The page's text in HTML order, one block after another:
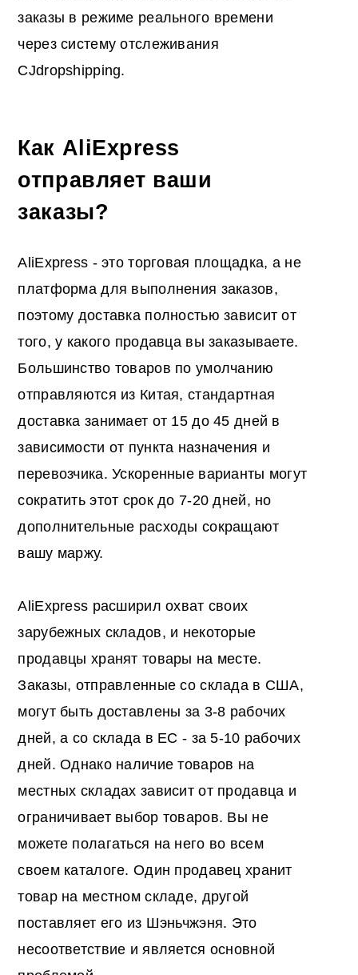
заказы в режиме реального времени
через систему отслеживания
CJdropshipping.
Как AliExpress
отправляет ваши
заказы?
AliExpress - это торговая площадка, а не
платформа для выполнения заказов,
поэтому доставка полностью зависит от
того, у какого продавца вы заказываете.
Большинство товаров по умолчанию
отправляются из Китая, стандартная
доставка занимает от 15 до 45 дней в
зависимости от пункта назначения и
перевозчика. Ускоренные варианты могут
сократить этот срок до 7-20 дней, но
дополнительные расходы сокращают
вашу маржу.
AliExpress расширил охват своих
зарубежных складов, и некоторые
продавцы хранят товары на месте.
Заказы, отправленные со склада в США,
могут быть доставлены за 3-8 рабочих
дней, а со склада в ЕС - за 5-10 рабочих
дней. Однако наличие товаров на
местных складах зависит от продавца и
ограничивает выбор товаров. Вы не
можете полагаться на него во всем
своем каталоге. Один продавец хранит
товар на местном складе, другой
поставляет его из Шэньчжэня. Это
несоответствие и является основной